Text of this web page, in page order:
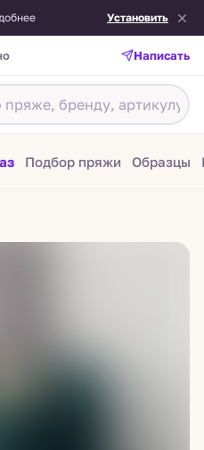
Установить
Написать
Подбор пряжи Образцы